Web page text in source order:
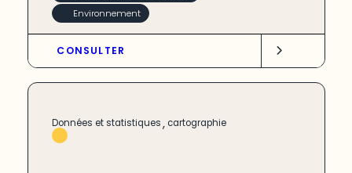
Environnement
CONSULTER
Données et statistiques, cartographie